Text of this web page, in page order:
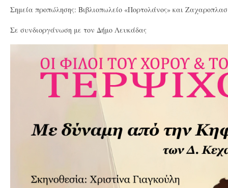
Σημεία προπώλησης: Βιβλιοπωλείο «Πορτολάνος» και
Σε συνδιοργάνωση με τον Δήμο Λευκάδας